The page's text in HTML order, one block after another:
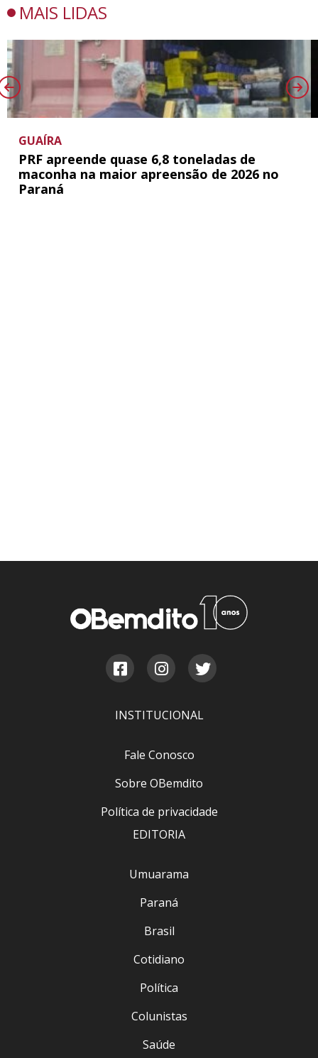
MAIS LIDAS
GUAÍRA
PRF apreende quase 6,8 toneladas de
maconha na maior apreensão de 2026 no
Paraná
INSTITUCIONAL
Fale Conosco
Sobre OBemdito
Política de privacidade
EDITORIA
Umuarama
Paraná
Brasil
Cotidiano
Política
Colunistas
Saúde